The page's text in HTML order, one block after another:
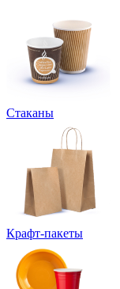
Стаканы
Крафт-пакеты